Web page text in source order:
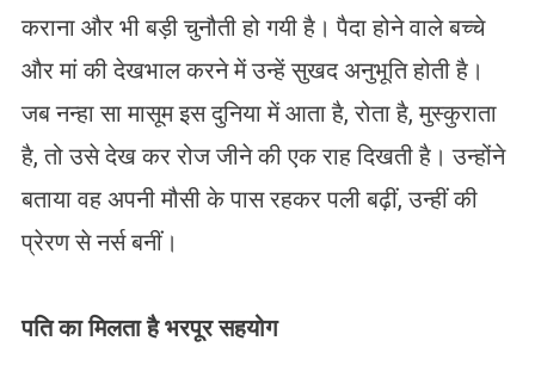
कराना और भी बड़ी चुनौती हो गयी है। पैदा होने वाले बच्चे
और मां की देखभाल करने में उन्हें सुखद अनुभूति होती है।
जब नन्हा सा मासूम इस दुनिया में आता है, रोता है, मुस्कुराता
है, तो उसे देख कर रोज जीने की एक राह दिखती है। उन्होंने
बताया वह अपनी मौसी के पास रहकर पली बढ़ीं, उन्हीं की
प्रेरण से नर्स बनीं।
पति का मिलता है भरपूर सहयोग